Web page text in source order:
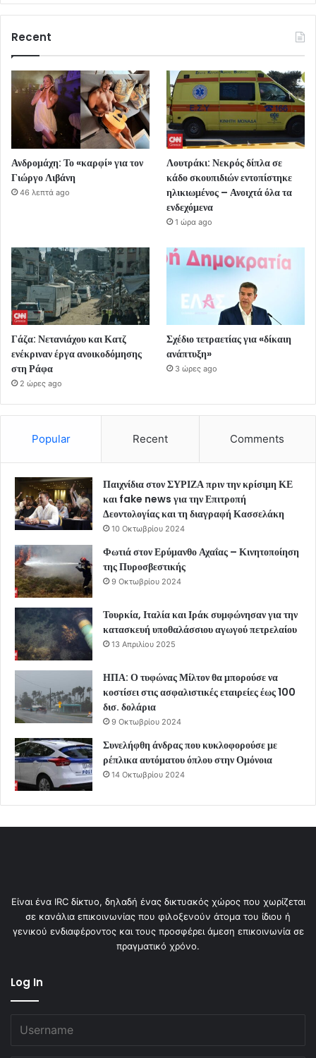
Recent
Ανδρομάχη: Το «καρφί» για τον
Γιώργο Λιβάνη
46 λεπτά ago
Λουτράκι: Νεκρός δίπλα σε
κάδο σκουπιδιών εντοπίστηκε
ηλικιωμένος – Ανοιχτά όλα τα
ενδεχόμενα
1 ώρα ago
Γάζα: Νετανιάχου και Κατζ
ενέκριναν έργα ανοικοδόμησης
στη Ράφα
2 ώρες ago
Σχέδιο τετραετίας για «δίκαιη
ανάπτυξη»
3 ώρες ago
Popular Recent Comments
Παιχνίδια στον ΣΥΡΙΖΑ πριν την κρίσιμη ΚΕ
και fake news για την Επιτροπή
Δεοντολογίας και τη διαγραφή Κασσελάκη
10 Οκτωβρίου 2024
Φωτιά στον Ερύμανθο Αχαΐας – Κινητοποίηση
της Πυροσβεστικής
9 Οκτωβρίου 2024
Τουρκία, Ιταλία και Ιράκ συμφώνησαν για την
κατασκευή υποθαλάσσιου αγωγού πετρελαίου
13 Απριλίου 2025
ΗΠΑ: Ο τυφώνας Μίλτον θα μπορούσε να
κοστίσει στις ασφαλιστικές εταιρείες έως 100
δισ. δολάρια
9 Οκτωβρίου 2024
Συνελήφθη άνδρας που κυκλοφορούσε με
ρέπλικα αυτόματου όπλου στην Ομόνοια
14 Οκτωβρίου 2024
Είναι ένα IRC δίκτυο, δηλαδή ένας δικτυακός χώρος που χωρίζεται
σε κανάλια επικοινωνίας που φιλοξενούν άτομα του ίδιου ή
γενικού ενδιαφέροντος και τους προσφέρει άμεση επικοινωνία σε
πραγματικό χρόνο.
Log In